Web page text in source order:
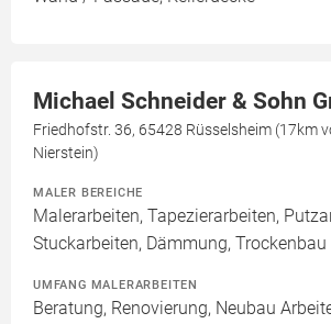
Michael Schneider & Sohn
Friedhofstr. 36, 65428 Rüsselsheim (17km
Nierstein)
MALER BEREICHE
Malerarbeiten, Tapezierarbeiten,
Stuckarbeiten, Dämmung, Trockenbau
UMFANG MALERARBEITEN
Beratung, Renovierung, Neubau